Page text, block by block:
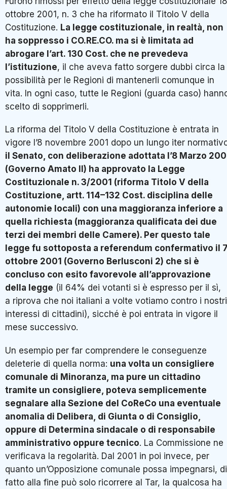
ottobre 2001, n. 3 che ha riformato il Titolo V della
Costituzione. La legge costituzionale, in realtà, non
ha soppresso i CO.RE.CO. ma si è limitata ad
abrogare l’art. 130 Cost. che ne prevedeva
l’istituzione, il che aveva fatto sorgere dubbi circa la
possibilità per le Regioni di mantenerli comunque in
vita. In ogni caso, tutte le Regioni (guarda caso)
scelto di sopprimerli.
La riforma del Titolo V della Costituzione è entrata in
vigore l’8 novembre 2001 dopo un lungo iter
il Senato, con deliberazione adottata l’8 Marzo
(Governo Amato II) ha approvato la Legge
Costituzionale n. 3/2001 (riforma Titolo V della
Costituzione, artt. 114–132 Cost. disciplina delle
autonomie locali) con una maggioranza inferiore a
quella richiesta (maggioranza qualificata dei due
terzi dei membri delle Camere). Per questo tale
legge fu sottoposta a referendum confermativo il
ottobre 2001 (Governo Berlusconi 2) che si è
concluso con esito favorevole all’approvazione
della legge (il 64% dei votanti si è espresso per il sì,
a riprova che noi italiani a volte votiamo contro i nostri
interessi di cittadini), sicché è poi entrata in vigore il
mese successivo.
Un esempio per far comprendere le conseguenze
deleterie di quella norma: una volta un consigliere
comunale di Minoranza, ma pure un cittadino
tramite un consigliere, poteva semplicemente
segnalare alla Sezione del CoReCo una eventuale
anomalia di Delibera, di Giunta o di Consiglio,
oppure di Determina sindacale o di responsabile
amministrativo oppure tecnico. La Commissione ne
verificava la regolarità. Dal 2001 in poi invece, per
quanto un’Opposizione comunale possa impegnarsi, di
fatto alla fine può solo ricorrere al Tar, la qualcosa ha